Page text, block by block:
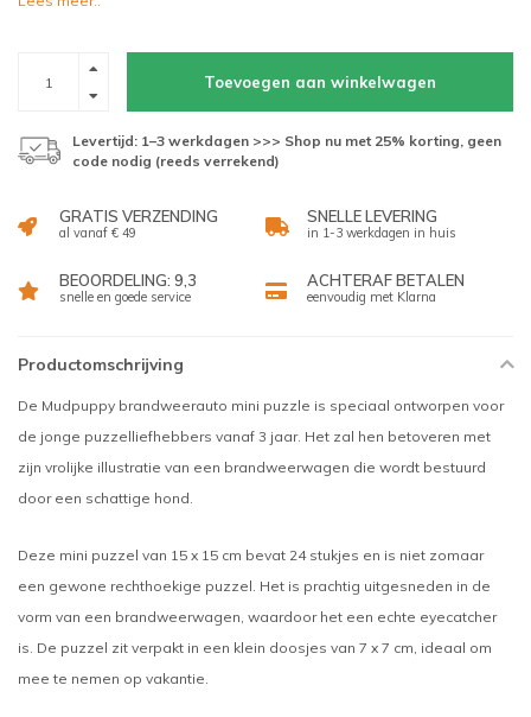
Toevoegen aan winkelwagen
Levertijd: 1–3 werkdagen >>> Shop nu met 25% korting, geen
code nodig (reeds verrekend)
GRATIS VERZENDING
al vanaf € 49
SNELLE LEVERING
in 1-3 werkdagen in huis
BEOORDELING: 9,3
snelle en goede service
ACHTERAF BETALEN
eenvoudig met Klarna
Productomschrijving
De Mudpuppy brandweerauto mini puzzle is speciaal ontworpen voor
de jonge puzzelliefhebbers vanaf 3 jaar. Het zal hen betoveren met
zijn vrolijke illustratie van een brandweerwagen die wordt bestuurd
door een schattige hond.
Deze mini puzzel van 15 x 15 cm bevat 24 stukjes en is niet zomaar
een gewone rechthoekige puzzel. Het is prachtig uitgesneden in de
vorm van een brandweerwagen, waardoor het een echte eyecatcher
is. De puzzel zit verpakt in een klein doosjes van 7 x 7 cm, ideaal om
mee te nemen op vakantie.